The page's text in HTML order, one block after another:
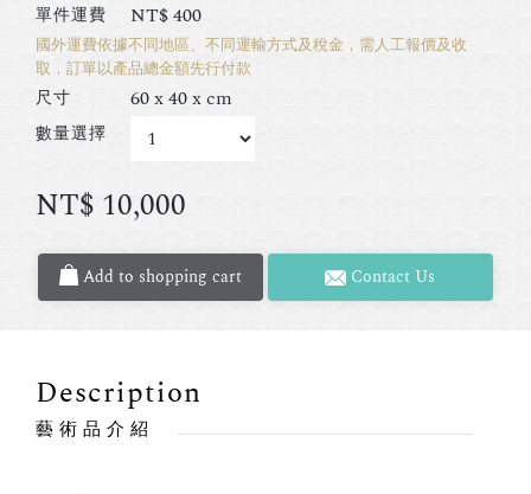
單件運費 NT$400
國外運費依據不同地區、不同運輸方式及稅金，需人工報價及收
取，訂單以產品總金額先行付款
尺寸 60 x 40 x cm
數量選擇
NT$ 10,000
Add to shopping cart Contact Us
Description
藝術品介紹